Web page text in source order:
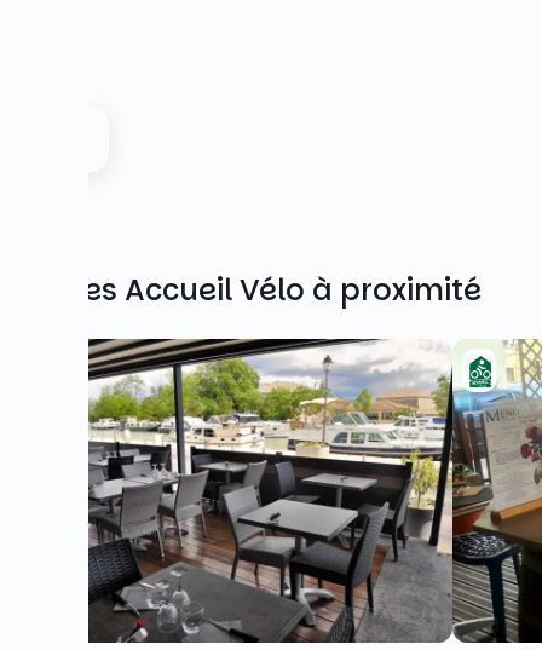
Autres Accueil Vélo à proximité